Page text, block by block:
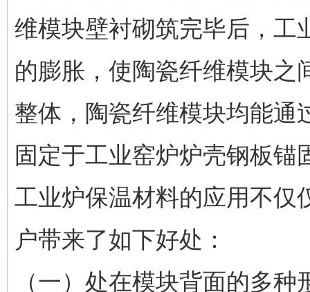
维模块壁衬砌筑完毕后，工
的膨胀，使陶瓷纤维模块之
整体，陶瓷纤维模块均能通
固定于工业窑炉炉壳钢板锚
工业炉保温材料的应用不仅
户带来了如下好处：
（一）处在模块背面的多